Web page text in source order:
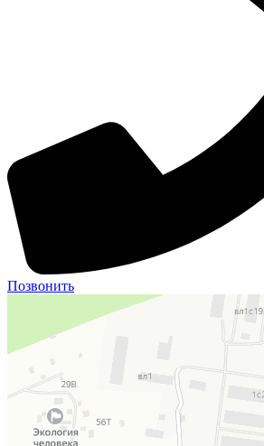
Позвонить